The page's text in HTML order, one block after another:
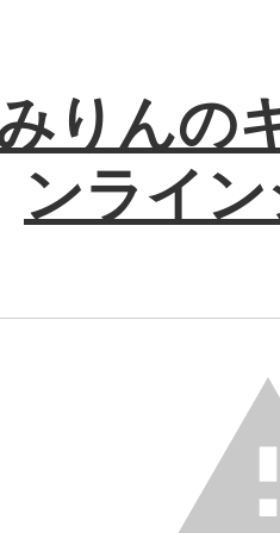
りんの
ンライ